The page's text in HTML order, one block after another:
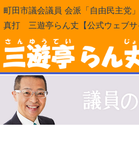
町田市議会議員 会派「自由民主党
真打 三遊亭らん丈【公式ウェブサ